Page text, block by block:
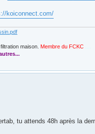
koiconnect.com/
maison.Membre du FCKC
tu attends 48h après la